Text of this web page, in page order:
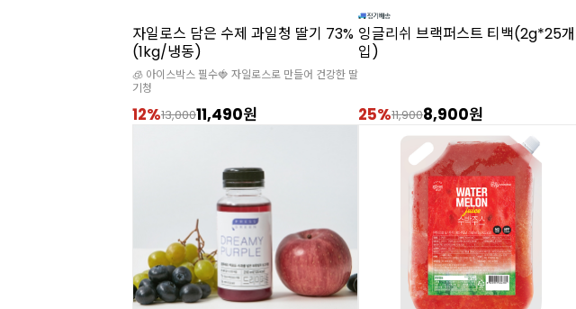
자일로스 담은 수제 과일청 딸기 73%
(1kg/냉동)
🧊 아이스박스 필수🍓 자일로스로 만들어 건강한 딸
기청
12%13,00011,490원
잉글리쉬 브랙퍼스트 티백(2g*25개
입)
25%11,9008,900원